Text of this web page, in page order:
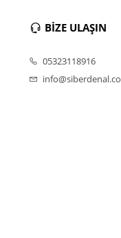
BİZE ULAŞIN
05323118916